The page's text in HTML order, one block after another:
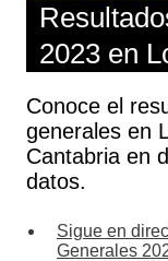
2023 en
Conoce el
generales en
Cantabria en
datos.
Sigue en
Generales